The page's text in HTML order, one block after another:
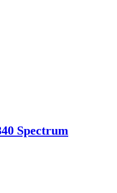
Spectrum